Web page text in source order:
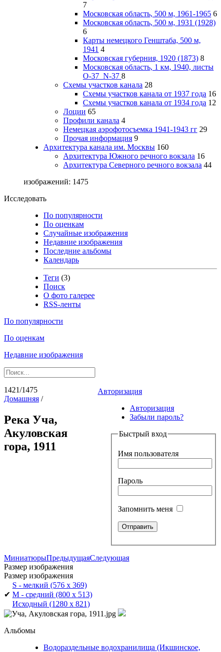
7
Московская область, 500 м, 1961-1965 6
Московская область, 500 м, 1931 (1928)
6
Карты немецкого Генштаба, 500 м,
1941 4
Московская губерния, 1920 (1873) 8
Московская область, 1 км, 1940, листы
О-37_N-37 8
Схемы участков канала 28
Схемы участков канала от 1937 года 16
Схемы участков канала от 1934 года 12
Лоции 65
Профили канала 4
Немецкая аэрофотосъемка 1941-1943 гг 29
Прочая информация 9
Архитектура канала им. Москвы 160
Архитектура Южного речного вокзала 16
Архитектура Северного речного вокзала 44
изображений: 1475
Исследовать
По популярности
По оценкам
Случайные изображения
Недавние изображения
Последние альбомы
Календарь
Теги (3)
Поиск
О фото галерее
RSS-ленты
По популярности
По оценкам
Недавние изображения
Авторизация
Авторизация
Забыли пароль?
Быстрый вход
Имя пользователя
Пароль
Запомнить меня
1421/1475
Домашняя /
Река Уча,
Акуловская
гора, 1911
МиниатюрыПредыдущаяСледующая
Размер изображения
Размер изображения
S - мелкий (576 x 369)
✔ M - средний (800 x 513)
Исходный (1280 x 821)
Альбомы
Водораздельные водохранилища (Икшинское,